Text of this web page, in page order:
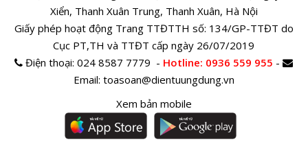
Xiển, Thanh Xuân Trung, Thanh Xuân, Hà Nội
Giấy phép hoạt động Trang TTĐTTH số: 134/GP-TTĐT do
Cục PT,TH và TTĐT cấp ngày 26/07/2019
Điện thoại:024 8587 7779 - Hotline: 0936 559 955 -
Email: toasoan@dientuungdung.vn
Xem bản mobile